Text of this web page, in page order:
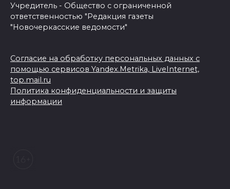
Учредитель - Общество с ограниченной
ответственностью "Редакция газеты
"Новочеркасские ведомости"
Согласие на обработку персональных данных с
помощью сервисов Yandex.Metrika, LiveInternet,
top.mail.ru
Политика конфиденциальности и защиты
информации